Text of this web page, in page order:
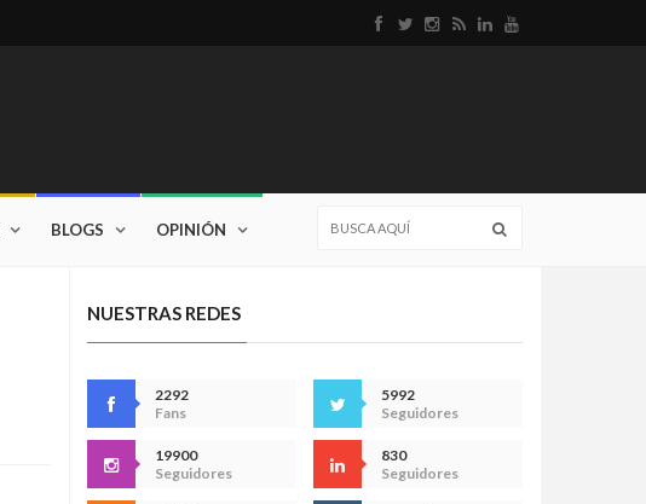
BLOGS OPINIÓN
NUESTRAS REDES
2292
Fans
5992
Seguidores
19900
Seguidores
830
Seguidores